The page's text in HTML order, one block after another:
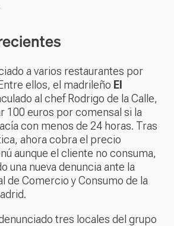
a varios restaurantes por
ellos, el madrileño El
al chef Rodrigo de la Calle,
100 euros por comensal si la
con menos de 24 horas. Tras
ahora cobra el precio
aunque el cliente no consuma,
una nueva denuncia ante la
de Comercio y Consumo de la
tres locales del grupo